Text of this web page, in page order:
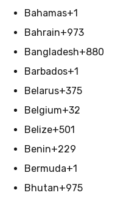
Bahamas+1
Bahrain+973
Bangladesh+880
Barbados+1
Belarus+375
Belgium+32
Belize+501
Benin+229
Bermuda+1
Bhutan+975